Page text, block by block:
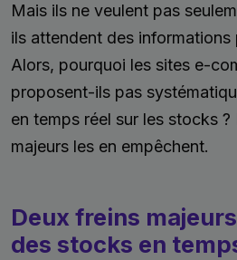
Mais ils ne veulent pas
ils attendent des informations
Alors, pourquoi les sites e-
proposent-ils pas
en temps réel sur les stocks
majeurs les en empêchent.
Deux freins
des stocks en